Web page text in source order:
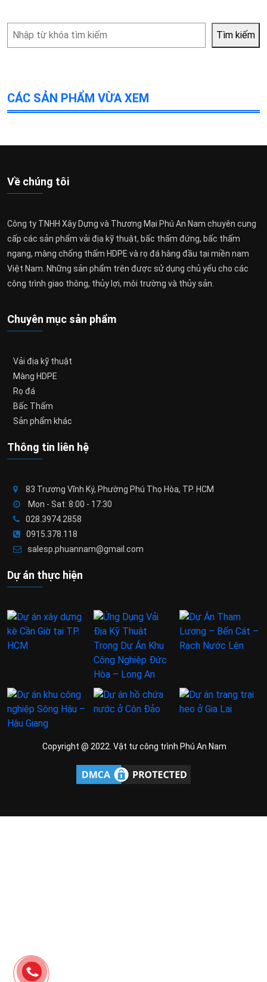
Tìm
kiếm
Tìm kiếm
CÁC SẢN PHẨM VỪA XEM
Về chúng tôi
Công ty TNHH Xây Dựng và Thương Mại Phú An Nam chuyên cung
cấp các sản phẩm vải địa kỹ thuật, bấc thấm đứng, bấc thấm
ngang, màng chống thấm HDPE và rọ đá hàng đầu tại miền nam
Việt Nam. Những sản phẩm trên được sử dụng chủ yếu cho các
công trình giao thông, thủy lợi, môi trường và thủy sản.
Chuyên mục sản phẩm
Vải địa kỹ thuật
Màng HDPE
Rọ đá
Bấc Thấm
Sản phẩm khác
Thông tin liên hệ
83 Trương Vĩnh Ký, Phường Phú Thọ Hòa, TP. HCM
Mon - Sat: 8:00 - 17:30
028.3974.2858
0915.378.118
salesp.phuannam@gmail.com
Dự án thực hiện
Copyright @ 2022. Vật tư công trình Phú An Nam